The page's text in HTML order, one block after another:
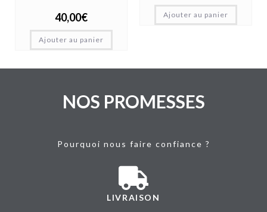
40,00€
Ajouter au panier
Ajouter au panier
NOS PROMESSES
Pourquoi nous faire confiance ?
LIVRAISON